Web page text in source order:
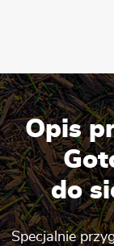
Opis
do
Specjalnie